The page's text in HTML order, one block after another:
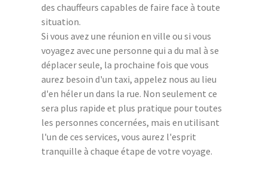
des chauffeurs capables de faire face à toute
situation.
Si vous avez une réunion en ville ou si vous
voyagez avec une personne qui a du mal à se
déplacer seule, la prochaine fois que vous
aurez besoin d'un taxi, appelez nous au lieu
d'en héler un dans la rue. Non seulement ce
sera plus rapide et plus pratique pour toutes
les personnes concernées, mais en utilisant
l'un de ces services, vous aurez l'esprit
tranquille à chaque étape de votre voyage.